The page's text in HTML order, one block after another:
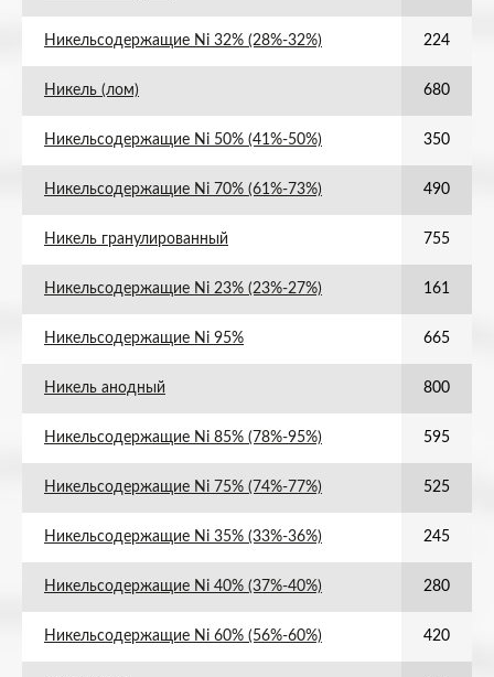
Никельсодержащие Ni 32% (28%-32%) 224
Никель (лом) 680
Никельсодержащие Ni 50% (41%-50%) 350
Никельсодержащие Ni 70% (61%-73%) 490
Никель гранулированный 755
Никельсодержащие Ni 23% (23%-27%) 161
Никельсодержащие Ni 95% 665
Никель анодный 800
Никельсодержащие Ni 85% (78%-95%) 595
Никельсодержащие Ni 75% (74%-77%) 525
Никельсодержащие Ni 35% (33%-36%) 245
Никельсодержащие Ni 40% (37%-40%) 280
Никельсодержащие Ni 60% (56%-60%) 420